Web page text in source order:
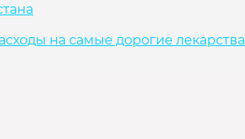
на самые дорогие лекарства